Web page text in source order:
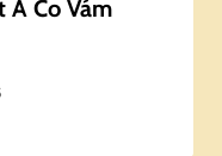
A Co Vám